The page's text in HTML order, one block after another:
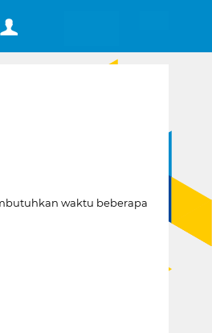
waktu beberapa